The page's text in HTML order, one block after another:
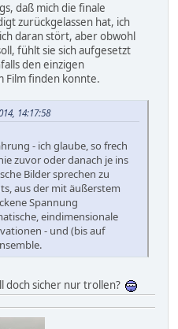
daß mich die finale
zurückgelassen hat, ich
daran stört, aber obwohl
fühlt sie sich aufgesetzt
den einzigen
Film finden konnte.
14:17:58
- ich glaube, so frech
zuvor oder danach je ins
Bilder sprechen zu
aus der mit äußerstem
Spannung
eindimensionale
- und (bis auf
doch sicher nur trollen?